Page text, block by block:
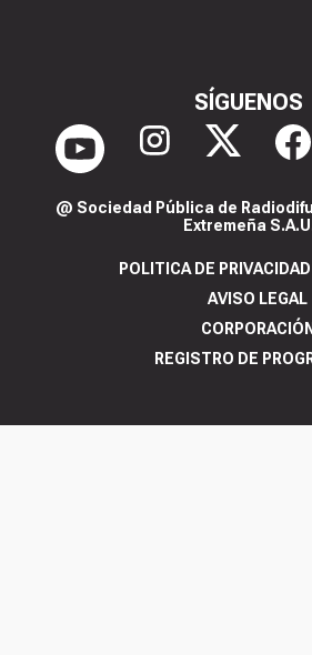
SÍGUENOS
@ Sociedad Pública de
Extremeña
POLITICA DE
AVISO LEGAL
CORPORACIÓN
REGISTRO DE